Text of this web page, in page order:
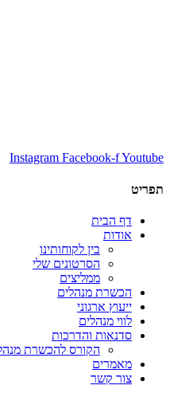
Instagram Facebook-fYoutube
תפריט
דף הבית
אודות
בין לקוחותינו
הסרטונים שלי
ממליצים
הכשרת מנהלים
ייעוץ ארגוני
לווי מנהלים
סדנאות והדרכות
הקורס להכשרת
מאמרים
צור קשר